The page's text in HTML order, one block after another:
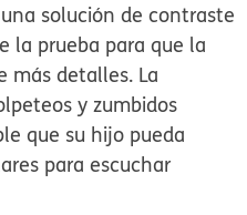
solución de contraste
la prueba para que la
más detalles. La
y zumbidos
que su hijo pueda
para escuchar